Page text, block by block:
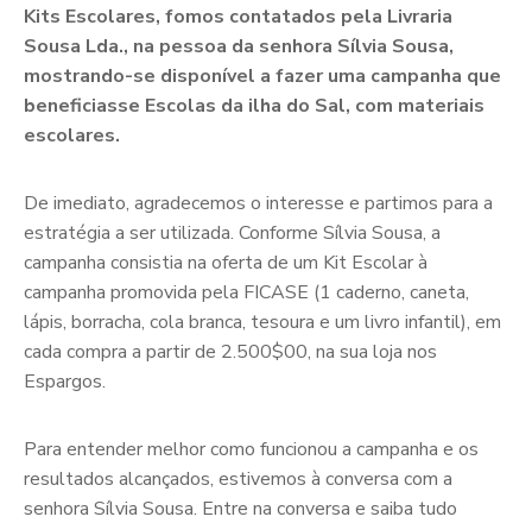
Kits Escolares, fomos contatados pela Livraria
Sousa Lda., na pessoa da senhora Sílvia Sousa,
mostrando-se disponível a fazer uma campanha que
beneficiasse Escolas da ilha do Sal, com materiais
escolares.
De imediato, agradecemos o interesse e partimos para a
estratégia a ser utilizada. Conforme Sílvia Sousa, a
campanha consistia na oferta de um Kit Escolar à
campanha promovida pela FICASE (1 caderno, caneta,
lápis, borracha, cola branca, tesoura e um livro infantil), em
cada compra a partir de 2.500$00, na sua loja nos
Espargos.
Para entender melhor como funcionou a campanha e os
resultados alcançados, estivemos à conversa com a
senhora Sílvia Sousa. Entre na conversa e saiba tudo